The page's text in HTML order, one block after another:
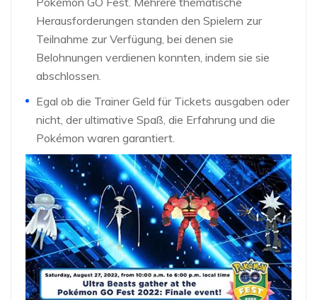
Herausforderungen standen den Spielern zur
Teilnahme zur Verfügung, bei denen sie
Belohnungen verdienen konnten, indem sie sie
abschlossen.
Egal ob die Trainer Geld für Tickets ausgaben oder
nicht, der ultimative Spaß, die Erfahrung und die
Pokémon waren garantiert.